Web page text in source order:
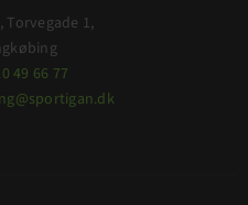
Torvegade 1,
49 66 77